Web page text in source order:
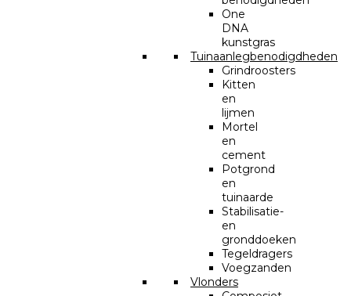
One
DNA
kunstgras
Tuinaanlegbenodigdheden
Grindroosters
Kitten
en
lijmen
Mortel
en
cement
Potgrond
en
tuinaarde
Stabilisatie-
en
gronddoeken
Tegeldragers
Voegzanden
Vlonders